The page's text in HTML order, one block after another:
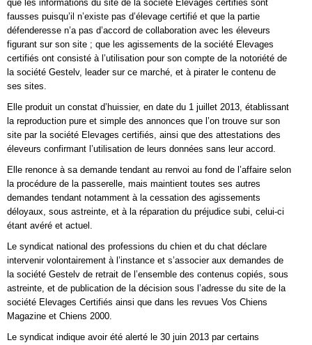
que les informations du site de la société Elevages certifiés sont
fausses puisqu’il n’existe pas d’élevage certifié et que la partie
défenderesse n’a pas d’accord de collaboration avec les éleveurs
figurant sur son site ; que les agissements de la société Elevages
certifiés ont consisté à l’utilisation pour son compte de la notoriété de
la société Gestelv, leader sur ce marché, et à pirater le contenu de
ses sites.
Elle produit un constat d’huissier, en date du 1 juillet 2013, établissant
la reproduction pure et simple des annonces que l’on trouve sur son
site par la société Elevages certifiés, ainsi que des attestations des
éleveurs confirmant l’utilisation de leurs données sans leur accord.
Elle renonce à sa demande tendant au renvoi au fond de l’affaire selon
la procédure de la passerelle, mais maintient toutes ses autres
demandes tendant notamment à la cessation des agissements
déloyaux, sous astreinte, et à la réparation du préjudice subi, celui-ci
étant avéré et actuel.
Le syndicat national des professions du chien et du chat déclare
intervenir volontairement à l’instance et s’associer aux demandes de
la société Gestelv de retrait de l’ensemble des contenus copiés, sous
astreinte, et de publication de la décision sous l’adresse du site de la
société Elevages Certifiés ainsi que dans les revues Vos Chiens
Magazine et Chiens 2000.
Le syndicat indique avoir été alerté le 30 juin 2013 par certains